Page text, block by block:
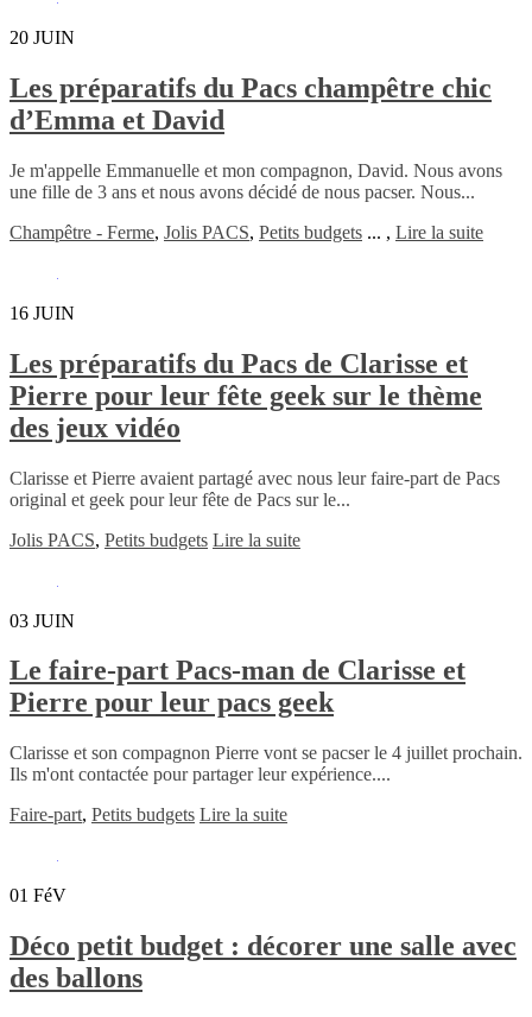
20 JUIN
Les préparatifs du Pacs champêtre chic
d’Emma et David
Je m'appelle Emmanuelle et mon compagnon, David. Nous avons
une fille de 3 ans et nous avons décidé de nous pacser. Nous...
Champêtre - Ferme, Jolis PACS, Petits budgets ... , Lire la suite
16 JUIN
Les préparatifs du Pacs de Clarisse et
Pierre pour leur fête geek sur le thème
des jeux vidéo
Clarisse et Pierre avaient partagé avec nous leur faire-part de Pacs
original et geek pour leur fête de Pacs sur le...
Jolis PACS, Petits budgets Lire la suite
03 JUIN
Le faire-part Pacs-man de Clarisse et
Pierre pour leur pacs geek
Clarisse et son compagnon Pierre vont se pacser le 4 juillet prochain.
Ils m'ont contactée pour partager leur expérience....
Faire-part, Petits budgets Lire la suite
01 FéV
Déco petit budget : décorer une salle avec
des ballons